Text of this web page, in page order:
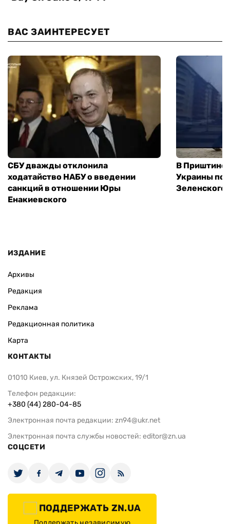
ВАС ЗАИНТЕРЕСУЕТ
СБУ дважды отклонила
ходатайство НАБУ о введении
санкций в отношении Юры
Енакиевского
В Приштине
Украины
Зеленского
ИЗДАНИЕ
Архивы
Редакция
Реклама
Редакционная политика
Карта
КОНТАКТЫ
01010 Киев, ул. Князей Острожских, 19/1
Телефон редакции:
+380 (44) 280-04-85
Электронная почта редакции: zn94@ukr.net
Электронная почта службы новостей: editor@zn.ua
СОЦСЕТИ
ПОДДЕРЖАТЬ ZN.UA